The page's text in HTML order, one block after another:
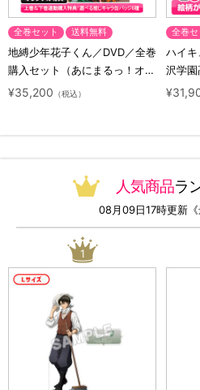
全巻セット 送料無料
地縛少年花子くん／DVD／全巻
購入セット（あにまるっ！オリ
ジナル特典付き・送料無料）
¥35,200 （税込）
全巻セ
ハイ
沢学
ット（
人気商品ラ
08月09日17時更新《
1